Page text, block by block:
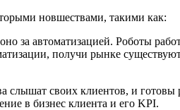
новшествами, такими как:
за автоматизацией. Роботы
получи рынке
своих клиентов, и готовы
в бизнес клиента и его KPI.